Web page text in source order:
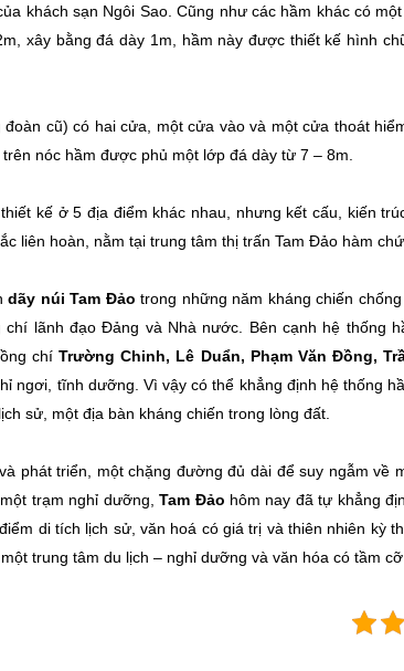
khách sạn Ngôi Sao. Cũng như các hầm khác có
xây bằng đá dày 1m, hầm này được thiết kế hình
cũ) có hai cửa, một cửa vào và một cửa thoát
nóc hầm được phủ một lớp đá dày từ 7 – 8m.
kế ở 5 địa điểm khác nhau, nhưng kết cấu, kiến
liên hoàn, nằm tại trung tâm thị trấn Tam Đảo hàm
dãy núi Tam Đảo trong những năm kháng chiến
lãnh đạo Đảng và Nhà nước. Bên cạnh hệ thống
chíTrường Chinh, Lê Duẩn, Phạm Văn Đồng,
ngơi, tĩnh dưỡng. Vì vậy có thể khẳng định hệ thống
sử, một địa bàn kháng chiến trong lòng đất.
phát triển, một chặng đường đủ dài để suy ngẫm về
trạm nghỉ dưỡng,Tam Đảo hôm nay đã tự khẳng
di tích lịch sử, văn hoá có giá trị và thiên nhiên kỳ
trung tâm du lịch – nghỉ dưỡng và văn hóa có tầm cỡ